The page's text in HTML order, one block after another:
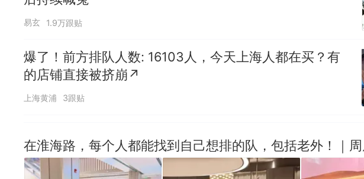
易玄 1.9万跟贴
爆了！前方排队人数: 16103人，今天上海人都在买？有
的店铺直接被挤崩↗️
上海黄浦 3跟贴
在淮海路，每个人都能找到自己想排的队，包括老外！｜